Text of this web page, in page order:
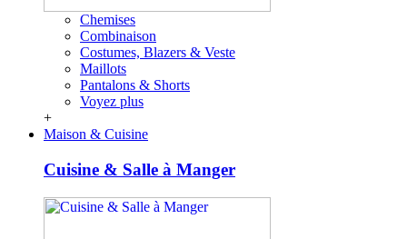
Chemises
Combinaison
Costumes, Blazers & Veste
Maillots
Pantalons & Shorts
Voyez plus
+
Maison & Cuisine
Cuisine & Salle à Manger